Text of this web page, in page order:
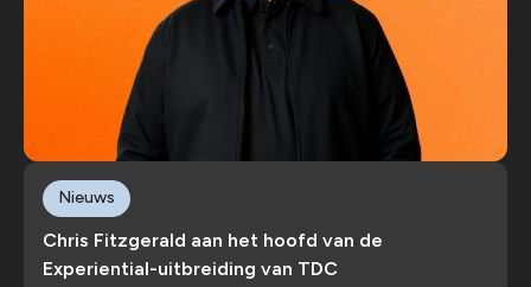
Chris Fitzgerald aan het hoofd van de
Experiential-uitbreiding van TDC
Nieuws